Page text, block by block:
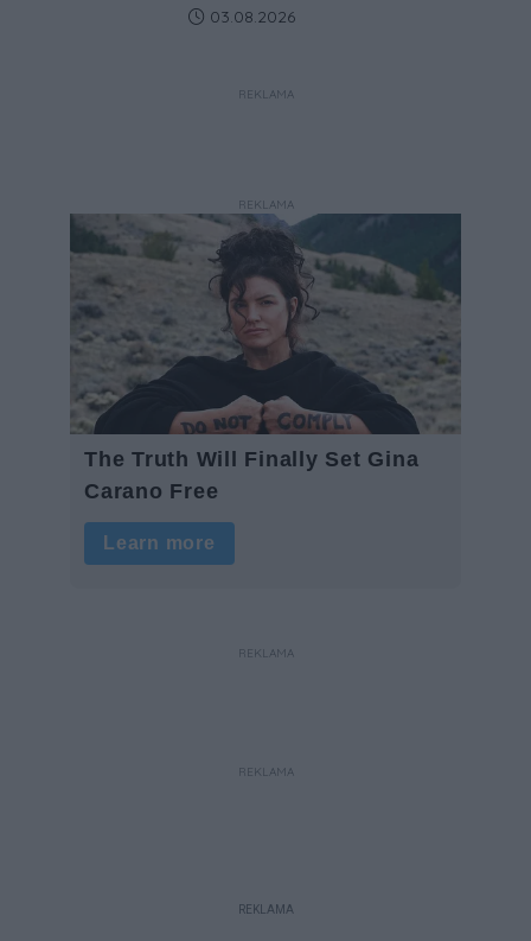
Projekt zaostrza też zasady
Data dodania artykułu:
03.08.2026
REKLAMA
REKLAMA
REKLAMA
REKLAMA
REKLAMA